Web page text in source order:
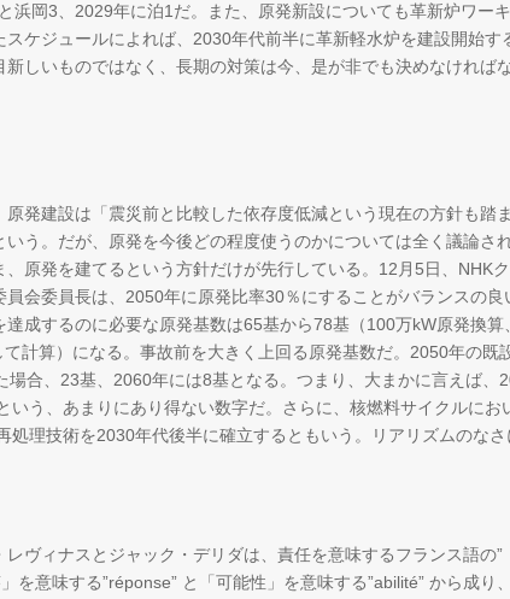
浜岡3、2029年に泊1だ。また、原発新設についても革新炉ワー
ケジュールによれば、2030年代前半に革新軽水炉を建設開始す
しいものではなく、長期の対策は今、是が非でも決めなければ
発建設は「震災前と比較した依存度低減という現在の方針も踏
う。だが、原発を今後どの程度使うのかについては全く議論さ
原発を建てるという方針だけが先行している。12月5日、NHK
員会委員長は、2050年に原発比率30％にすることがバランスの良
達成するのに必要な原発基数は65基から78基（100万kW原発換算
計算）になる。事故前を大きく上回る原発基数だ。2050年の既
場合、23基、2060年には8基となる。つまり、大まかに言えば、
いう、あまりにあり得ない数字だ。さらに、核燃料サイクルにお
処理技術を2030年代後半に確立するともいう。リアリズムのなさ
ヴィナスとジャック・デリダは、責任を意味するフランス語の”
を意味する”réponse” と「可能性」を意味する”abilité” から成り